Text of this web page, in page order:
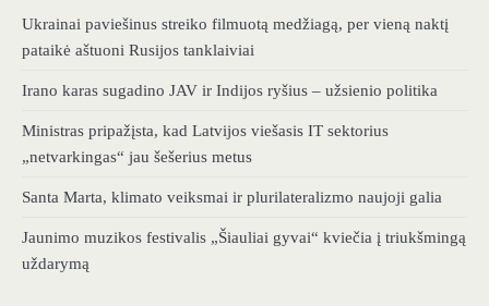
Ukrainai paviešinus streiko filmuotą medžiagą, per vieną naktį
pataikė aštuoni Rusijos tanklaiviai
Irano karas sugadino JAV ir Indijos ryšius – užsienio politika
Ministras pripažįsta, kad Latvijos viešasis IT sektorius
„netvarkingas“ jau šešerius metus
Santa Marta, klimato veiksmai ir plurilateralizmo naujoji galia
Jaunimo muzikos festivalis „Šiauliai gyvai“ kviečia į triukšmingą
uždarymą